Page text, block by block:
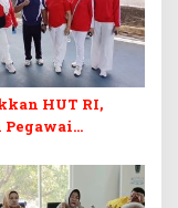
HUT RI,
Pegawai
Bola Gotong